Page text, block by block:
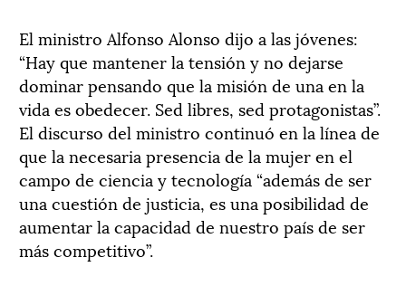
El ministro Alfonso Alonso dijo a las jóvenes:
“Hay que mantener la tensión y no dejarse
dominar pensando que la misión de una en la
vida es obedecer. Sed libres, sed protagonistas”.
El discurso del ministro continuó en la línea de
que la necesaria presencia de la mujer en el
campo de ciencia y tecnología “además de ser
una cuestión de justicia, es una posibilidad de
aumentar la capacidad de nuestro país de ser
más competitivo”.